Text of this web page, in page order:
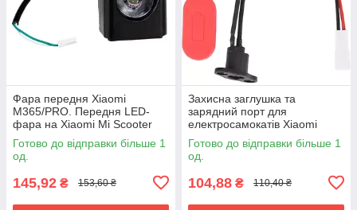
Фара передня Xiaomi
M365/PRO. Передня LED-
фара на Xiaomi Mi Scooter
M365/PRO
Готово до відправки більше 1
од.
145,92 ₴ 153,60 ₴
Захисна заглушка та
зарядний порт для
електросамокатів Xiaomi
M365, PRO, PRO 2, 1S і Lite в
червоному кольорі
Готово до відправки більше 1
од.
104,88 ₴ 110,40 ₴